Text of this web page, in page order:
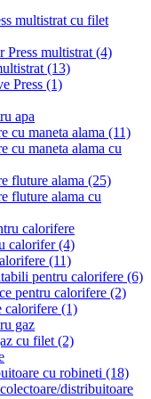
multistrat cu filet
Press multistrat (4)
(13)
Press (1)
apa
cu maneta alama (11)
cu maneta alama cu
fluture alama (25)
fluture alama cu
calorifere
calorifer(4)
(11)
pentru calorifere (6)
pentru calorifere (2)
calorifere (1)
gaz
cu filet (2)
cu robineti (18)
distribuitoare